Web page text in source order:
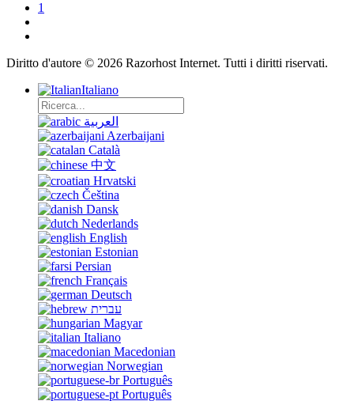
1
Diritto d'autore © 2026 Razorhost Internet. Tutti i diritti riservati.
Italiano
العربية
Azerbaijani
Català
中文
Hrvatski
Čeština
Dansk
Nederlands
English
Estonian
Persian
Français
Deutsch
עברית
Magyar
Italiano
Macedonian
Norwegian
Português
Português